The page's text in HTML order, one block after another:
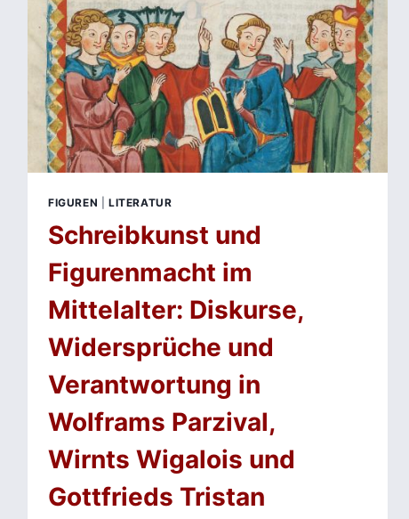
FIGUREN LITERATUR
Schreibkunst und
Figurenmacht im
Mittelalter: Diskurse,
Widersprüche und
Verantwortung in
Wolframs Parzival,
Wirnts Wigalois und
Gottfrieds Tristan